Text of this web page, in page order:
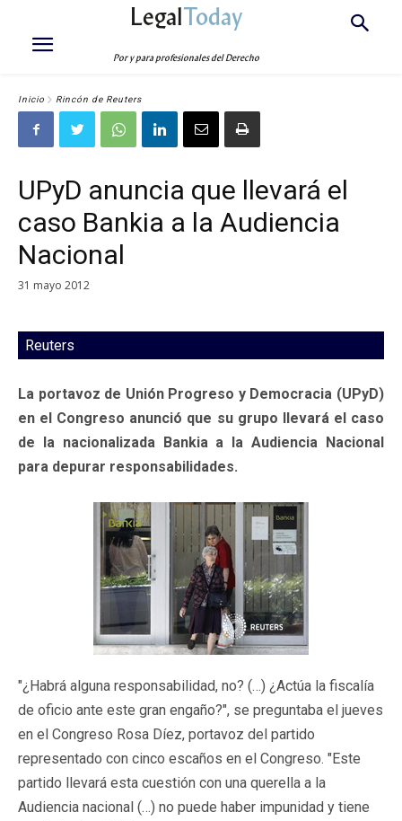
LegalToday
Por y para profesionales del Derecho
Inicio Rincón de Reuters
UPyD anuncia que llevará el
caso Bankia a la Audiencia
Nacional
31 mayo 2012
Reuters
La portavoz de Unión Progreso y Democracia (UPyD)
en el Congreso anunció que su grupo llevará el caso
de la nacionalizada Bankia a la Audiencia Nacional
para depurar responsabilidades.
"¿Habrá alguna responsabilidad, no? (…) ¿Actúa la fiscalía
de oficio ante este gran engaño?", se preguntaba el jueves
en el Congreso Rosa Díez, portavoz del partido
representado con cinco escaños en el Congreso. "Este
partido llevará esta cuestión con una querella a la
Audiencia nacional (…) no puede haber impunidad y tiene